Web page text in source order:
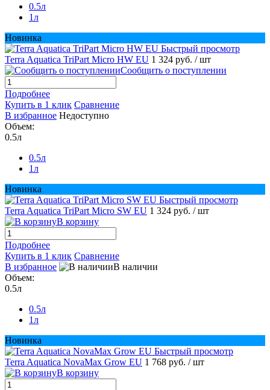
0.5л
1л
Новинка
Быстрый просмотр
Terra Aquatica TriPart Micro HW EU 1 324 руб. / шт
Сообщить о поступлении
Подробнее
Купить в 1 клик Сравнение
В избранное Недоступно
Объем:
0.5л
0.5л
1л
Новинка
Быстрый просмотр
Terra Aquatica TriPart Micro SW EU 1 324 руб. / шт
В корзину
Подробнее
Купить в 1 клик Сравнение
В избранное
В наличии
Объем:
0.5л
0.5л
1л
Новинка
Быстрый просмотр
Terra Aquatica NovaMax Grow EU 1 768 руб. / шт
В корзину